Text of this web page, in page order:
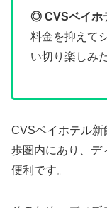
◎ CVSベイホ
料金を抑えて
い切り楽しみ
CVSベイホテル新
歩圏内にあり、デ
便利です。